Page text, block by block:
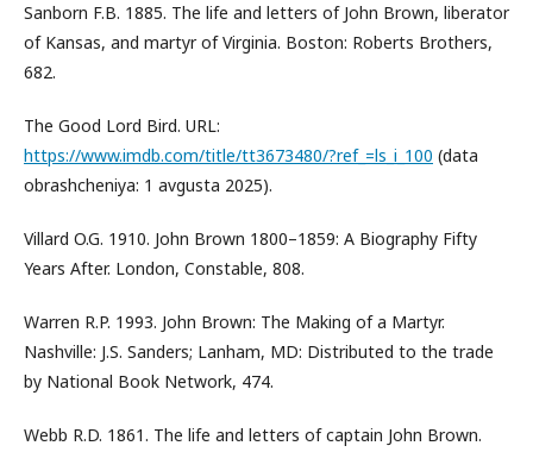
Sanborn F.B. 1885. The life and letters of John Brown, liberator
of Kansas, and martyr of Virginia. Boston: Roberts Brothers,
682.
The Good Lord Bird. URL:
https://www.imdb.com/title/tt3673480/?ref_=ls_i_100 (data
obrashcheniya: 1 avgusta 2025).
Villard O.G. 1910. John Brown 1800–1859: A Biography Fifty
Years After. London, Constable, 808.
Warren R.P. 1993. John Brown: The Making of a Martyr.
Nashville: J.S. Sanders; Lanham, MD: Distributed to the trade
by National Book Network, 474.
Webb R.D. 1861. The life and letters of captain John Brown.